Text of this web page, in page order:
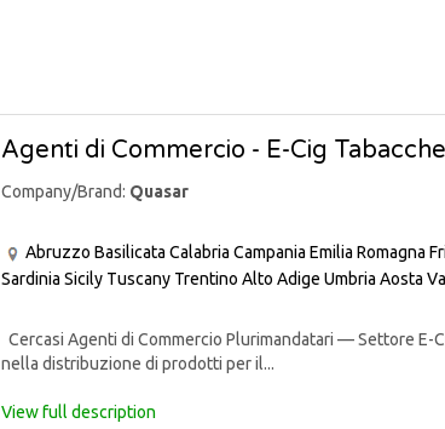
Agenti di Commercio - E-Cig
Company/Brand: Quasar
Abruzzo Basilicata Calabria Campania Emilia Romagna
Sardinia Sicily Tuscany Trentino Alto Adige Umbria Aosta
Cercasi Agenti di Commercio Plurimandatari — Settore E-
nella distribuzione di prodotti per il...
View full description